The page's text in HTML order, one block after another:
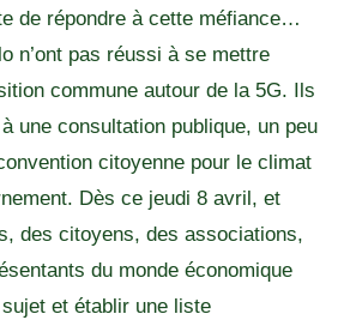
de répondre à cette méfiance…
n’ont pas réussi à se mettre
commune autour de la 5G. Ils
une consultation publique, un peu
citoyenne pour le climat
Dès ce jeudi 8 avril, et
des citoyens, des associations,
du monde économique
et établir une liste